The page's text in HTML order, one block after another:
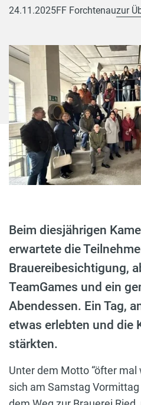
24.11.2025FF Forchtenauzur
Beim diesjährigen
erwartete die
Brauereibesichtigung,
TeamGames und ein
Abendessen. Ein Tag,
etwas erlebten und die
stärkten.
Unter dem Motto “öfter mal
sich am Samstag